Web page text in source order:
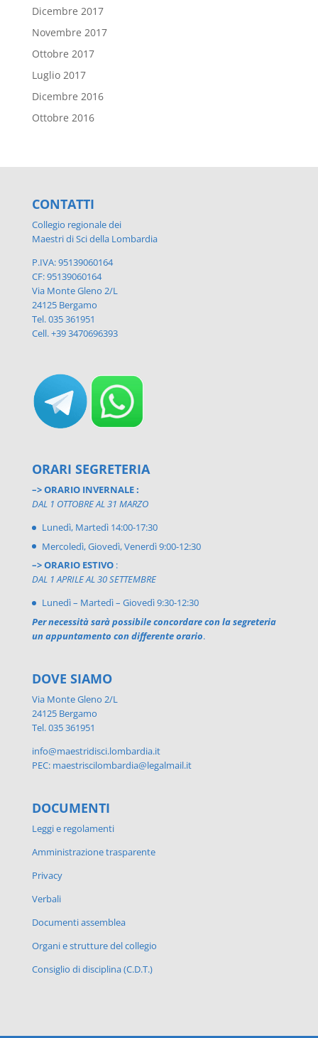
Dicembre 2017
Novembre 2017
Ottobre 2017
Luglio 2017
Dicembre 2016
Ottobre 2016
CONTATTI
Collegio regionale dei
Maestri di Sci della Lombardia
P.IVA: 95139060164
CF: 95139060164
Via Monte Gleno 2/L
24125 Bergamo
Tel. 035 361951
Cell. +39 3470696393
ORARI SEGRETERIA
–> ORARIO INVERNALE :
DAL 1 OTTOBRE AL 31 MARZO
Lunedì, Martedì 14:00-17:30
Mercoledì, Giovedì, Venerdì 9:00-12:30
–> ORARIO ESTIVO:
DAL 1 APRILE AL 30 SETTEMBRE
Lunedì – Martedì – Giovedì 9:30-12:30
Per necessità sarà possibile concordare con la segreteria
un appuntamento con differente orario.
DOVE SIAMO
Via Monte Gleno 2/L
24125 Bergamo
Tel. 035 361951
info@maestridisci.lombardia.it
PEC: maestriscilombardia@legalmail.it
DOCUMENTI
Leggi e regolamenti
Amministrazione trasparente
Privacy
Verbali
Documenti assemblea
Organi e strutture del collegio
Consiglio di disciplina (C.D.T.)